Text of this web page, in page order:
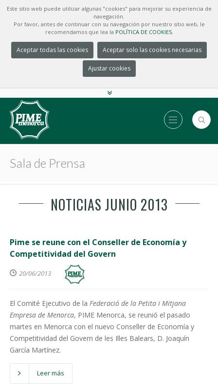
Este sitio web puede utilizar algunas "cookies" para mejorar su experiencia de
navegación.
Por favor, antes de continuar con su navegación por nuestro sitio web, le
recomendamos que lea la POLÍTICA DE COOKIES.
Aceptar todas las cookies Aceptar solo las cookies necesarias
Ajustar cookies
Sala de Prensa
NOTICIAS JUNIO 2013
Pime se reune con el Conseller de Economía y
Competitividad del Govern
20/06/2013
El Comité Ejecutivo de la Federació de la Petita i Mitjana
Empresa de Menorca, PIME Menorca, se reunió el pasado
martes en Menorca con el nuevo Conseller de Economía y
Competitividad del Govern de les Illes Balears, D. Joaquín
García Martínez.
Leer más